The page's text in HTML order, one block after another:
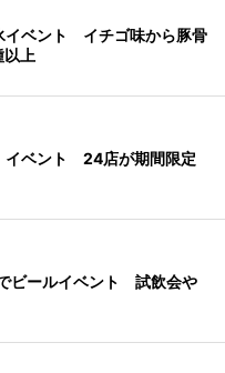
イベント イチゴ味から豚骨
上
イベント 24店が期間限定
ビールイベント 試飲会や